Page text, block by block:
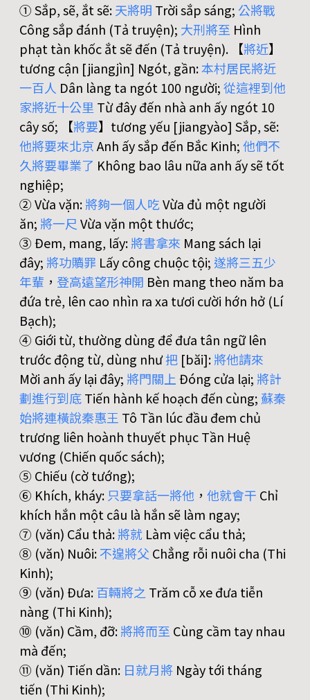
① Sắp, sẽ, ắt sẽ:天將明 Trời sắp sáng; 公將戰
Công sắp đánh (Tả truyện); 大刑將至 Hình
phạt tàn khốc ắt sẽ đến (Tả truyện). 【將近】
tương cận [jiangjìn] Ngót, gần:本村居民將近
一百人 Dân làng ta ngót 100 người;從這裡到他
家將近十公里 Từ đây đến nhà anh ấy ngót 10
cây số; 【將要】tương yếu [jiangyào] Sắp, sẽ:
他將要來北京Anh ấy sắp đến Bắc Kinh;他們不
久將要畢業了 Không bao lâu nữa anh ấy sẽ tốt
nghiệp;
② Vừa vặn:將夠一個人吃Vừa đủ một người
ăn; 將一尺 Vừa vặn một thước;
③ Đem, mang, lấy:將書拿來 Mang sách lại
đây; 將功贖罪 Lấy công chuộc tội; 遂將三五少
年輩 ， 登高遠望形神開 Bèn mang theo năm ba
đứa trẻ, lên cao nhìn ra xa tươi cười hớn hở (Lí
Bạch);
④ Giới từ, thường dùng để đưa tân ngữ lên
trước động từ, dùng như把 [băi]:將他請來
Mời anh ấy lại đây; 將門關 上 Đóng cửa lại; 將計
劃進行到底Tiến hành kế hoạch đến cùng; 蘇秦
始將連橫說秦惠王 Tô Tần lúc đầu đem chủ
trương liên hoành thuyết phục Tần Huệ
vương (Chiến quốc sách);
⑤ Chiếu (cờ tướng);
⑥ Khích, kháy: 只要拿話一將他 ， 他就會干 Chỉ
khích hắn một câu là hắn sẽ làm ngay;
⑦ (văn) Cẩu thả:將就 Làm việc cẩu thả;
⑧ (văn) Nuôi:不遑將父 Chẳng rỗi nuôi cha (Thi
Kinh);
⑨ (văn) Đưa:百輛將之 Trăm cỗ xe đưa tiễn
nàng (Thi Kinh);
⑩ (văn) Cầm, đỡ:將將而至 Cùng cầm tay nhau
mà đến;
⑪ (văn) Tiến dần: 日就月將 Ngày tới tháng
tiến (Thi Kinh);